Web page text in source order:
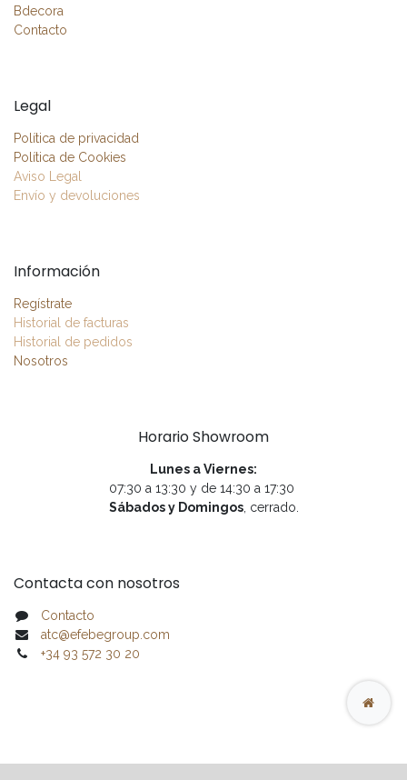
Bdecora
Contacto
Legal
Política de privacidad
Política de Cookies
Aviso Legal
Envío y devoluciones
Información
Regístrate
Historial de facturas
Historial de pedidos
Nosotros
Horario Showroom
Lunes a Viernes:
07:30 a 13:30 y de 14:30 a 17:30
Sábados y Domingos, cerrado.
Contacta con nosotros
Contacto
atc@efebegroup.com
+34 93 572 30 20